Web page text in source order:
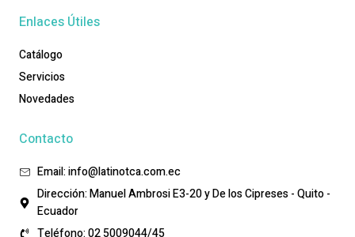
Enlaces Útiles
Catálogo
Servicios
Novedades
Contacto
Email: info@latinotca.com.ec
Dirección: Manuel Ambrosi E3-20 y De los Cipreses - Quito -
Ecuador
Teléfono: 02 5009044/45